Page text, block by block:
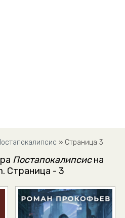
» Страница 3
Постапокалипсисна
Страница - 3